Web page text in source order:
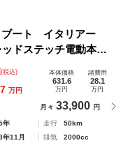
ート イタリアー
ドステッチ電動本革
ション ＡＣＣ 衝突
Ｂｌｕｅｔｏｏｔ
(税込)
7 万円
本体価格
631.6
万円
諸費用
28.1
万円
月々 33,900 円
年 走行
50km
年11月 排気
2000cc